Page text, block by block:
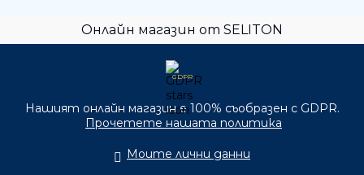
Онлайн магазин от SELITON
GDPR
Нашият онлайн магазин е 100% съобразен с GDPR.
Прочетете нашата политика
Моите лични данни